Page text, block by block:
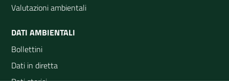
Valutazioni ambientali
DATI AMBIENTALI
Bollettini
Dati in diretta